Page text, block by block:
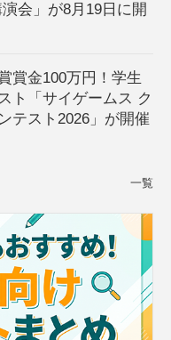
会」が8月19日に開
賞金100万円！学生
ト「サイゲームス ク
テスト2026」が開催
一覧